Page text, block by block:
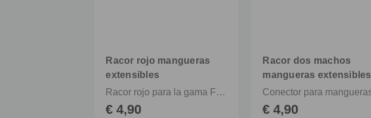
Racor rojo mangueras
extensibles
Racor rojo para la gama FITT Ikon y FITT Yoyo
€ 4,90
Racor dos machos
mangueras extensibles
€ 4,90